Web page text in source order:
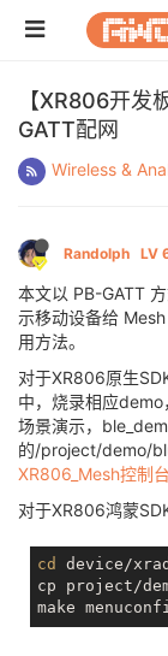
【XR806开发
GATT配网
Wireless &
Randolph LV
本文以 PB-GATT
示移动设备给
用方法。
对于XR806原生
中，烧录相应
场景演示，
的/project/demo/
XR806_Mesh控制
对于XR806鸿蒙
cd
device/
cp project/